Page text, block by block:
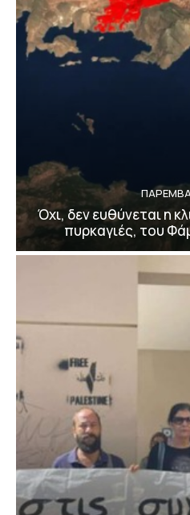
Όχι, δεν ευθύνεται η
πυρκαγιές, του